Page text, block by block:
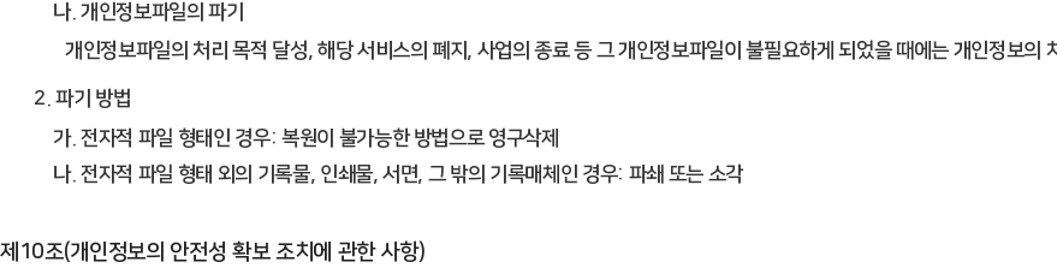
나. 개인정보파일의 파기
개인정보파일의 처리 목적 달성, 해당 서비스의 폐지, 사업의 종료 등 그 개인정보파일이 불필요하게 되었을 때에는 개인정보
2. 파기 방법
가. 전자적 파일 형태인 경우: 복원이 불가능한 방법으로 영구삭제
나. 전자적 파일 형태 외의 기록물, 인쇄물, 서면, 그 밖의 기록매체인 경우: 파쇄 또는 소각
제10조(개인정보의 안전성 확보 조치에 관한 사항)